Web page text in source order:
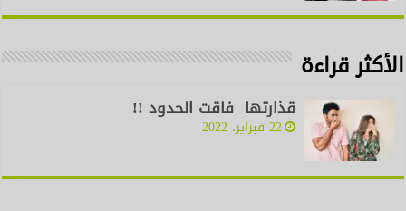
الأكثر قراءة
قذارتها فاقت الحدود !!
22 فبراير، 2022